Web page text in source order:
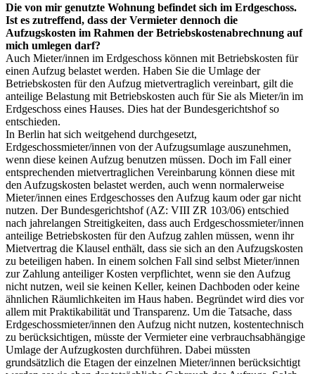
Die von mir genutzte Wohnung befindet sich im Erdgeschoss.
Ist es zutreffend, dass der Vermieter dennoch die
Aufzugskosten im Rahmen der Betriebskostenabrechnung auf
mich umlegen darf?
Auch Mieter/innen im Erdgeschoss können mit Betriebskosten für
einen Aufzug belastet werden. Haben Sie die Umlage der
Betriebskosten für den Aufzug mietvertraglich vereinbart, gilt die
anteilige Belastung mit Betriebskosten auch für Sie als Mieter/in im
Erdgeschoss eines Hauses. Dies hat der Bundesgerichtshof so
entschieden.
In Berlin hat sich weitgehend durchgesetzt,
Erdgeschossmieter/innen von der Aufzugsumlage auszunehmen,
wenn diese keinen Aufzug benutzen müssen. Doch im Fall einer
entsprechenden mietvertraglichen Vereinbarung können diese mit
den Aufzugskosten belastet werden, auch wenn normalerweise
Mieter/innen eines Erdgeschosses den Aufzug kaum oder gar nicht
nutzen. Der Bundesgerichtshof (AZ: VIII ZR 103/06) entschied
nach jahrelangen Streitigkeiten, dass auch Erdgeschossmieter/innen
anteilige Betriebskosten für den Aufzug zahlen müssen, wenn ihr
Mietvertrag die Klausel enthält, dass sie sich an den Aufzugskosten
zu beteiligen haben. In einem solchen Fall sind selbst Mieter/innen
zur Zahlung anteiliger Kosten verpflichtet, wenn sie den Aufzug
nicht nutzen, weil sie keinen Keller, keinen Dachboden oder keine
ähnlichen Räumlichkeiten im Haus haben. Begründet wird dies vor
allem mit Praktikabilität und Transparenz. Um die Tatsache, dass
Erdgeschossmieter/innen den Aufzug nicht nutzen, kostentechnisch
zu berücksichtigen, müsste der Vermieter eine verbrauchsabhängige
Umlage der Aufzugkosten durchführen. Dabei müssten
grundsätzlich die Etagen der einzelnen Mieter/innen berücksichtigt